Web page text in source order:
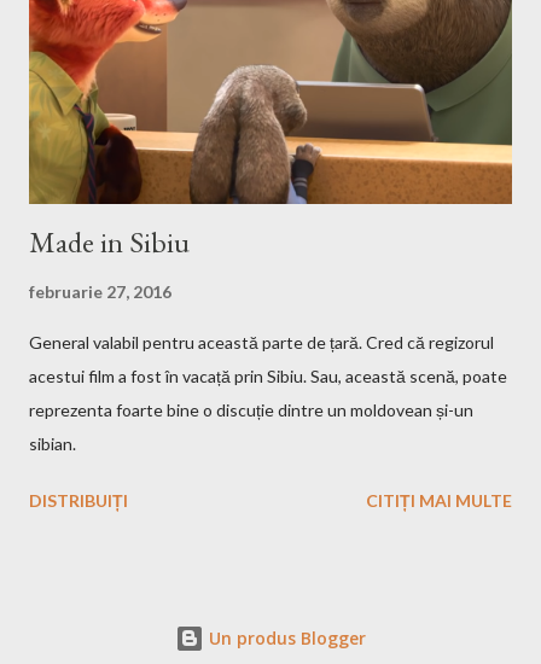
have to uncompressed it. After that write in the Terminal this,
after you go with cd command in the folder where the iso file is:
sudo mount -t iso9660 -o loop HMM3-Linux.iso /mnt/fakecd ...
Made in Sibiu
februarie 27, 2016
General valabil pentru această parte de țară. Cred că regizorul
acestui film a fost în vacață prin Sibiu. Sau, această scenă, poate
reprezenta foarte bine o discuție dintre un moldovean și-un
sibian.
DISTRIBUIȚI CITIȚI MAI MULTE
Un produs Blogger